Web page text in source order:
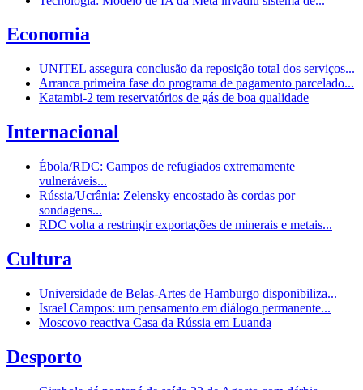
Economia
UNITEL assegura conclusão da reposição total dos serviços...
Arranca primeira fase do programa de pagamento parcelado...
Katambi-2 tem reservatórios de gás de boa qualidade
Internacional
Ébola/RDC: Campos de refugiados extremamente
vulneráveis...
Rússia/Ucrânia: Zelensky encostado às cordas por
sondagens...
RDC volta a restringir exportações de minerais e metais...
Cultura
Universidade de Belas-Artes de Hamburgo disponibiliza...
Israel Campos: um pensamento em diálogo permanente...
Moscovo reactiva Casa da Rússia em Luanda
Desporto